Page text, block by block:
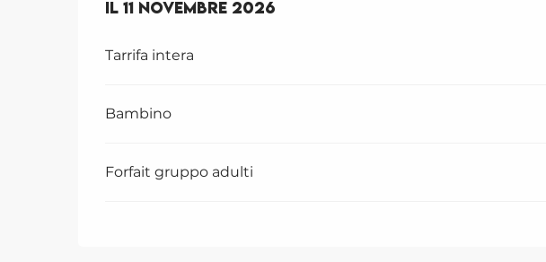
Il 11 novembre 2026
Il 11 novembre 2026
Tarrifa intera
Bambino
Forfait gruppo adulti